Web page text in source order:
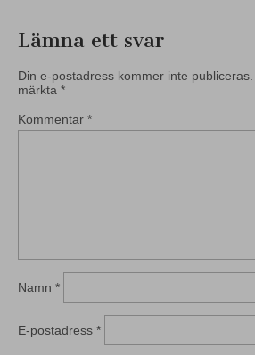
Lämna ett svar
Din e-postadress kommer inte publiceras.
märkta *
Kommentar *
Namn *
E-postadress *